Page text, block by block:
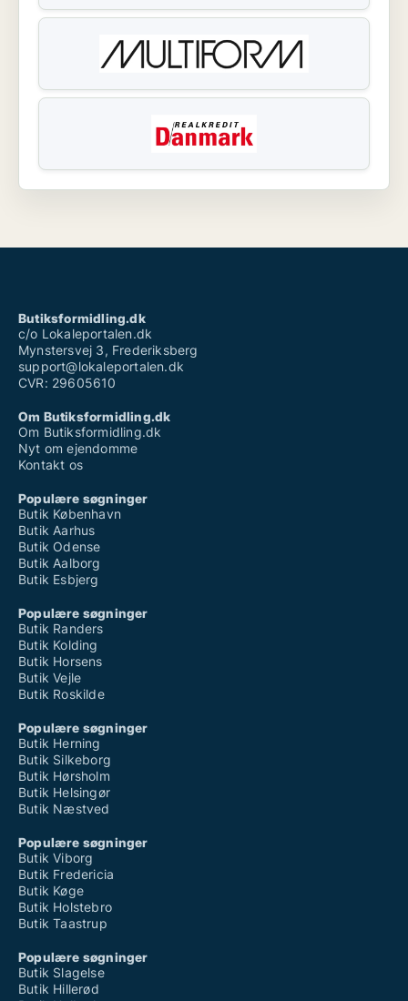
Butiksformidling.dk
c/o Lokaleportalen.dk
Mynstersvej 3, Frederiksberg
support@lokaleportalen.dk
CVR: 29605610
Om Butiksformidling.dk
Om Butiksformidling.dk
Nyt om ejendomme
Kontakt os
Populære søgninger
Butik København
Butik Aarhus
Butik Odense
Butik Aalborg
Butik Esbjerg
Populære søgninger
Butik Randers
Butik Kolding
Butik Horsens
Butik Vejle
Butik Roskilde
Populære søgninger
Butik Herning
Butik Silkeborg
Butik Hørsholm
Butik Helsingør
Butik Næstved
Populære søgninger
Butik Viborg
Butik Fredericia
Butik Køge
Butik Holstebro
Butik Taastrup
Populære søgninger
Butik Slagelse
Butik Hillerød